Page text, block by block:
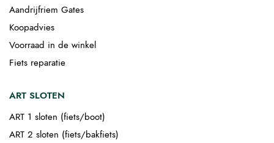
Aandrijfriem Gates
Koopadvies
Voorraad in de winkel
Fiets reparatie
ART SLOTEN
ART 1 sloten (fiets/boot)
ART 2 sloten (fiets/bakfiets)